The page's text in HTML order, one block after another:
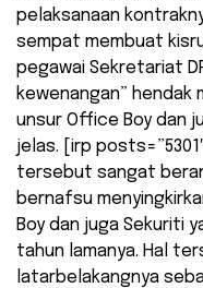
pelaksanaan
sempat membuat
pegawai Sekretariat
kewenangan”
unsur Office Boy dan
jelas. [irp
tersebut sangat
bernafsu
Boy dan juga Sekuriti
tahun lamanya. Hal
latarbelakangnya